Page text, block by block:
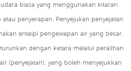
biasa yang menggunakan kitaran
penyerapan. Penyejukan penyejatan
entalpi pengewapan air yang besar.
dengan ketara melalui peralihan
(penyejatan), yang boleh menyejukkan